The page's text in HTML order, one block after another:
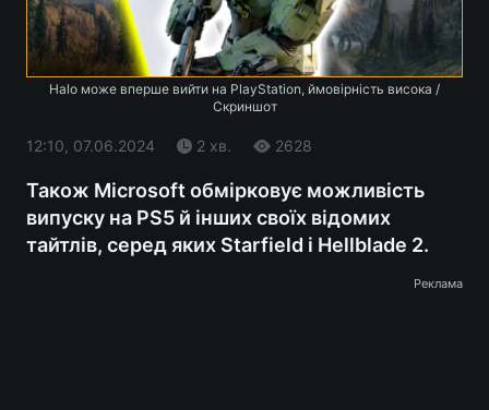
Halo може вперше вийти на PlayStation, ймовірність висока /
Скриншот
12:10, 07.06.2024 2 хв. 2628
Також Microsoft обмірковує можливість
випуску на PS5 й інших своїх відомих
тайтлів, серед яких Starfield і Hellblade 2.
Реклама